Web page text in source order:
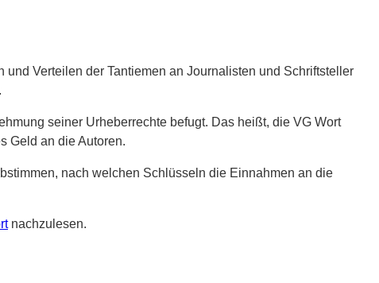
Verteilen der Tantiemen an Journalisten und Schriftsteller
seiner Urheberrechte befugt. Das heißt, die VG Wort
Geld an die Autoren.
nach welchen Schlüsseln die Einnahmen an die
nachzulesen.